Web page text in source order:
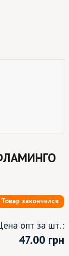
Товар закончился
опт за шт.:
47.00 грн